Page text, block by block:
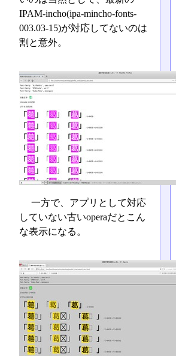
IPAM-incho(ipa-mincho-fonts-
003.03-15)が対応してないのは
割と意外。
一方で、アプリとして対応
していない古いoperaだとこん
な表示になる。